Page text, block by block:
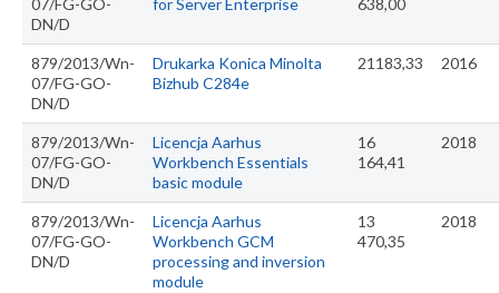
07/FG-GO-
DN/D
for Server Enterprise 638,00
879/2013/Wn-
07/FG-GO-
DN/D
Drukarka Konica Minolta
Bizhub C284e
21183,33 2016
879/2013/Wn-
07/FG-GO-
DN/D
Licencja Aarhus
Workbench Essentials
basic module
16
164,41
2018
879/2013/Wn-
07/FG-GO-
DN/D
Licencja Aarhus
Workbench GCM
processing and inversion
module
13
470,35
2018